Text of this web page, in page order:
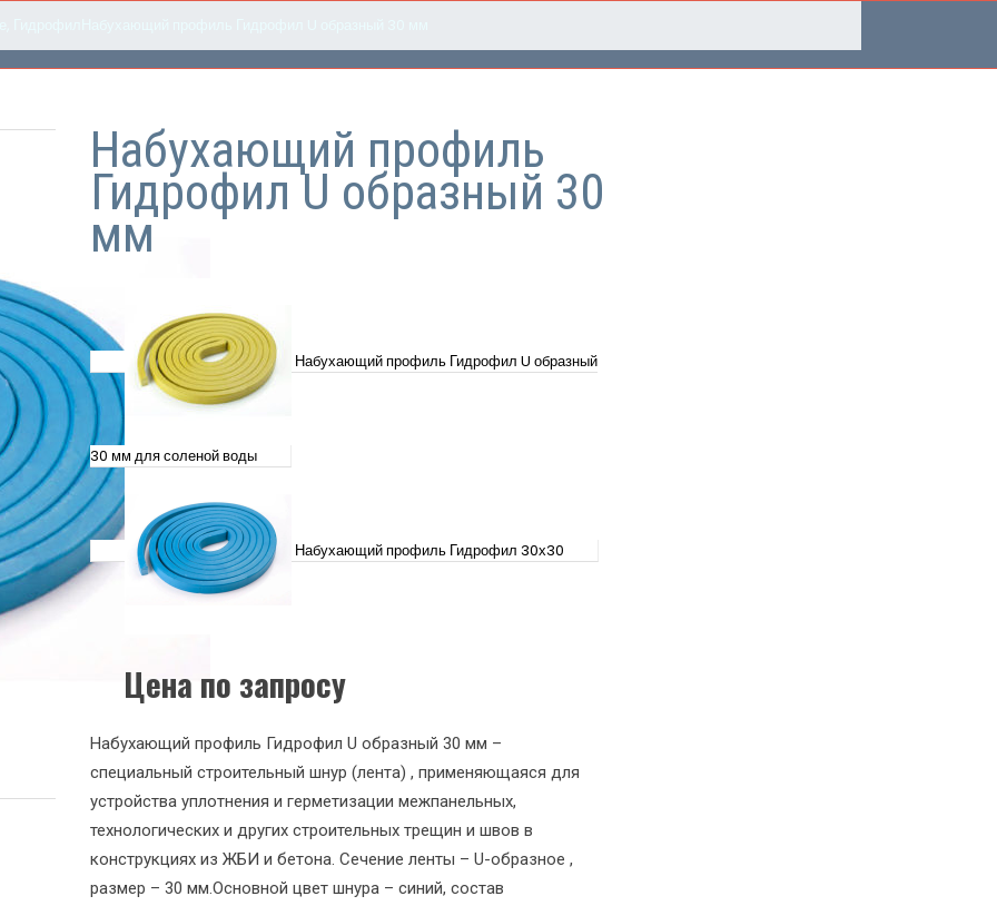
Набухающий профиль
Гидрофил U образный 30
мм
Набухающий профиль Гидрофил U образный
30 мм для соленой воды
Набухающий профиль Гидрофил 30х30
Цена по запросу
Набухающий профиль Гидрофил U образный 30 мм –
специальный строительный шнур (лента) , применяющаяся для
устройства уплотнения и герметизации межпанельных,
технологических и других строительных трещин и швов в
конструкциях из ЖБИ и бетона. Сечение ленты – U-образное ,
размер – 30 мм.Основной цвет шнура – синий, состав